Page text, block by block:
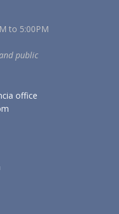
to 5:00PM
public
office